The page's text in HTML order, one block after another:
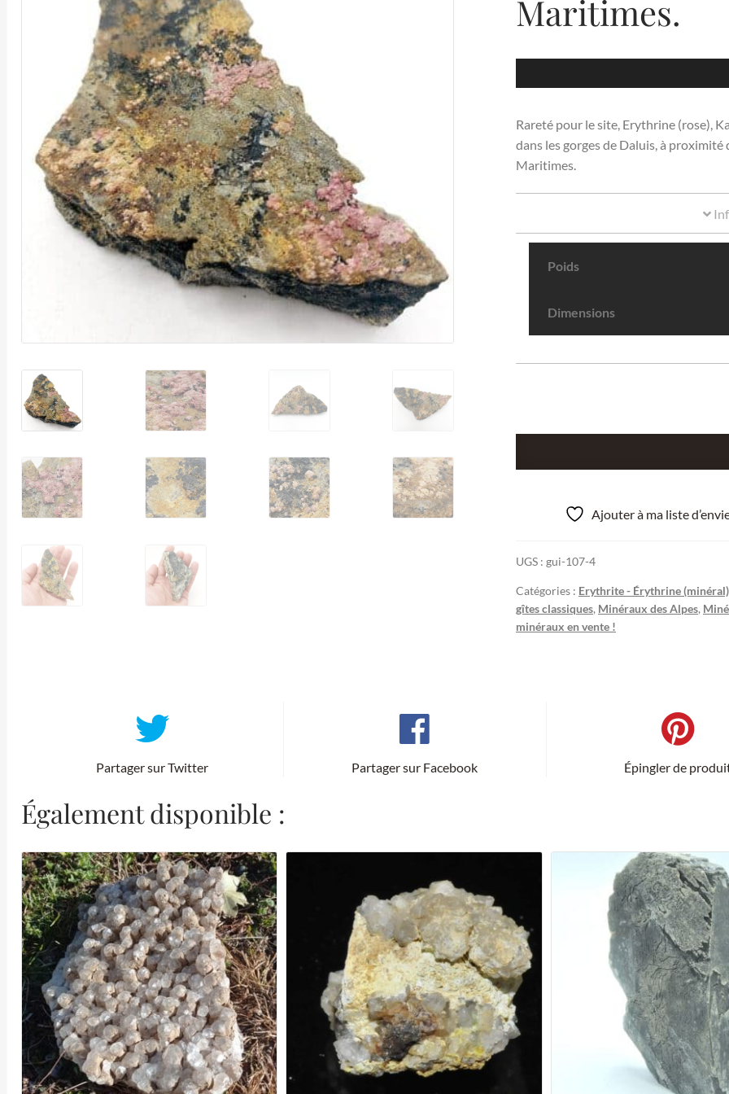
Maritimes.
Rareté pour le site, Erythrine (rose),
dans les gorges de Daluis, à proximité
Maritimes.
Poids
Dimensions
Karibibite,
Hétérogénite,
de
Berthéou,
Daluis,
Alpes
Ajouter à ma liste
UGS : gui-107-4
Catégories : Erythrite - Érythrine (minéral)
gîtes classiques, Minéraux des Alpes,
minéraux en vente !
Partager sur Twitter Partager sur Facebook Épingler de
Également disponible :